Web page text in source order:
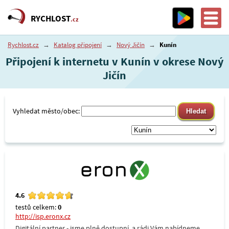
RYCHLOST.cz
Rychlost.cz → Katalog připojení → Nový Jičín → Kunín
Připojení k internetu v Kunín v okrese Nový
Jičín
Vyhledat město/obec:
4.6
testů celkem:0
http://isp.eronx.cz